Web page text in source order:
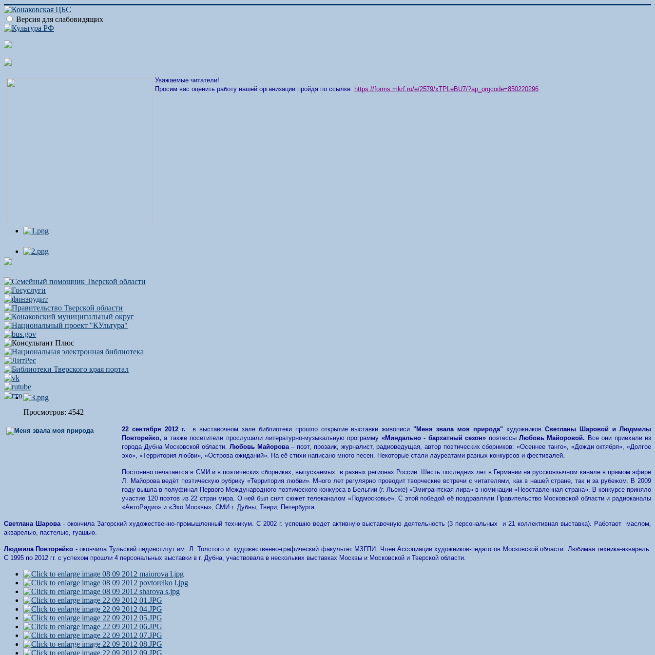
Версия для слабовидящих
Уважаемые читатели!
Просим вас оценить работу нашей организации пройдя по ссылке: https://forms.mkrf.ru/e/2579/xTPLeBU7/?ap_orgcode=850220296
Просмотров: 4542
22 сентября 2012 г. в выставочном зале библиотеки прошло открытие выставки живописи "Меня звала моя природа" художников Светланы Шаровой и Людмилы
Повторейко,а также посетители прослушали литературно-музыкальную программу «Миндально - бархатный сезон» поэтессы Любовь Майоровой. Все они приехали из
города Дубна Московской области. Любовь Майорова– поэт, прозаик, журналист, радиоведущая, автор поэтических сборников: «Осеннее танго», «Дожди октября», «Долгое
эхо», «Территория любви», «Острова ожиданий». На её стихи написано много песен. Некоторые стали лауреатами разных конкурсов и фестивалей.
Постоянно печатается в СМИ и в поэтических сборниках, выпускаемых в разных регионах России. Шесть последних лет в Германии на русскоязычном канале в прямом эфире
Л. Майорова ведёт поэтическую рубрику «Территория любви». Много лет регулярно проводит творческие встречи с читателями, как в нашей стране, так и за рубежом. В 2009
году вышла в полуфинал Первого Международного поэтического конкурса в Бельгии (г. Льеже) «Эмигрантская лира» в номинации «Неоставленная страна». В конкурсе приняло
участие 120 поэтов из 22 стран мира. О ней был снят сюжет телеканалом «Подмосковье». С этой победой её поздравляли Правительство Московской области и радиоканалы
«АвтоРадио» и «Эхо Москвы», СМИ г. Дубны, Твери, Петербурга.
Светлана Шарова- окончила Загорский художественно-промышленный техникум. С 2002 г. успешно ведет активную выставочную деятельность (3 персональных и 21 коллективная выставка). Работает маслом,
акварелью, пастелью, гуашью.
Людмила Повторейко - окончила Тульский пединститут им. Л. Толстого и художественно-графический факультет МЗГПИ. Член Ассоциации художников-педагогов Московской области. Любимая техника-акварель.
С 1995 по 2012 гг. с успехом прошли 4 персональных выставки в г. Дубна, участвовала в нескольких выставках Москвы и Московской и Тверской области.